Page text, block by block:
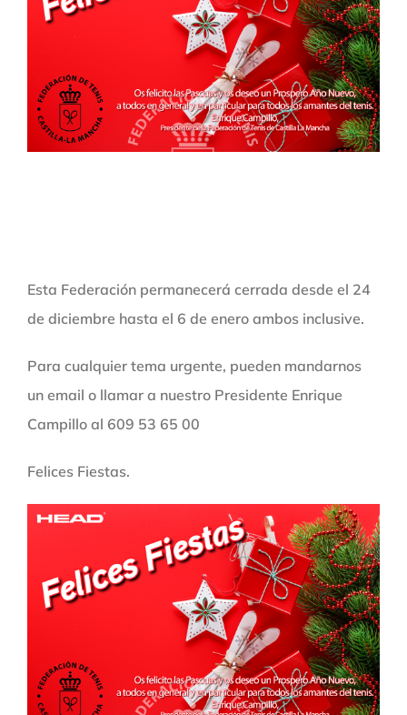
Esta Federación permanecerá cerrada desde el 24
de diciembre hasta el 6 de enero ambos inclusive.
Para cualquier tema urgente, pueden mandarnos
un email o llamar a nuestro Presidente Enrique
Campillo al 609 53 65 00
Felices Fiestas.